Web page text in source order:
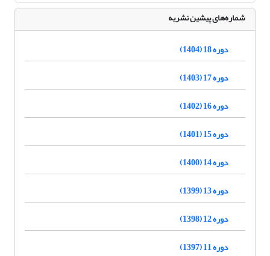
شماره‌های پیشین نشریه
دوره 18 (1404)
دوره 17 (1403)
دوره 16 (1402)
دوره 15 (1401)
دوره 14 (1400)
دوره 13 (1399)
دوره 12 (1398)
دوره 11 (1397)